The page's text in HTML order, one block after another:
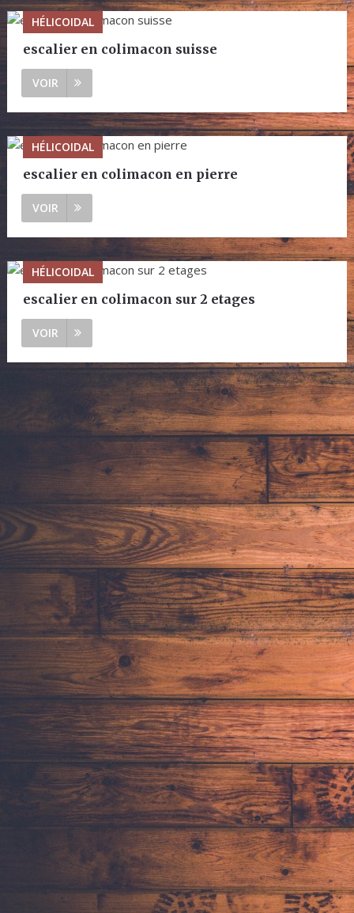
HÉLICOIDAL
escalier en colimacon suisse
VOIR
HÉLICOIDAL
escalier en colimacon en pierre
VOIR
HÉLICOIDAL
escalier en colimacon sur 2 etages
VOIR